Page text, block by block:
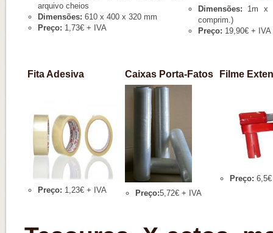
arquivo cheios
Dimensões: 610 x 400 x 320 mm
Preço: 1,73€ + IVA
Dimensões: 1m x
comprim.)
Preço: 19,90€ + IVA
Fita Adesiva Caixas Porta-Fatos Filme
Preço: 1,23€ + IVA Preço:5,72€ + IVA
Preço: